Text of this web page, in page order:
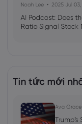
Noah Lee 2025 Jul
AI Podcast: Does
Ratio Signal Stock
Tin tức mới
Ava Grace
Trump's